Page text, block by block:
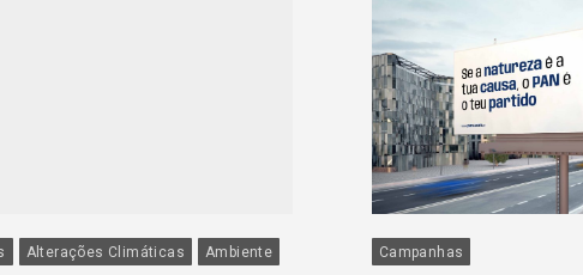
Alterações Climáticas Ambiente Campanhas